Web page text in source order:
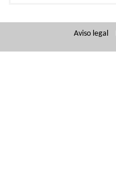
Aviso legal